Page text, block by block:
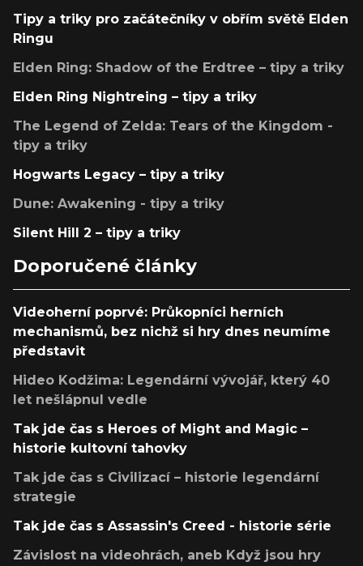
Tipy a triky pro začátečníky v obřím světě Elden
Ringu
Elden Ring: Shadow of the Erdtree – tipy a triky
Elden Ring Nightreing – tipy a triky
The Legend of Zelda: Tears of the Kingdom -
tipy a triky
Hogwarts Legacy – tipy a triky
Dune: Awakening - tipy a triky
Silent Hill 2 – tipy a triky
Doporučené články
Videoherní poprvé: Průkopníci herních
mechanismů, bez nichž si hry dnes neumíme
představit
Hideo Kodžima: Legendární vývojář, který 40
let nešlápnul vedle
Tak jde čas s Heroes of Might and Magic –
historie kultovní tahovky
Tak jde čas s Civilizací – historie legendární
strategie
Tak jde čas s Assassin's Creed - historie série
Závislost na videohrách, aneb Když jsou hry